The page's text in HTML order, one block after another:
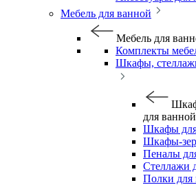
Мебель для ванной
Мебель для
Комплекты
Шкафы,
для ванной
Шкафы
Шкафы-
Пеналы
Стеллажи
Полки для